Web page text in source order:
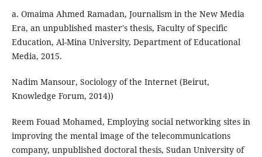
a. Omaima Ahmed Ramadan, Journalism in the New Media
Era, an unpublished master's thesis, Faculty of Specific
Education, Al-Mina University, Department of Educational
Media, 2015.
Nadim Mansour, Sociology of the Internet (Beirut,
Knowledge Forum, 2014))
Reem Fouad Mohamed, Employing social networking sites in
improving the mental image of the telecommunications
company, unpublished doctoral thesis, Sudan University of